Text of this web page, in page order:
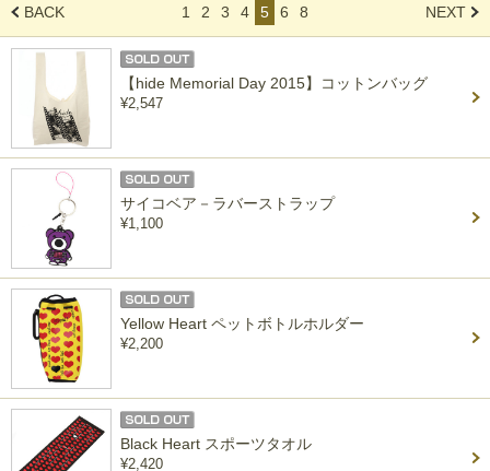
BACK 1 2 3 4 5 6 8 NEXT
【hide Memorial Day 2015】コットンバッグ
¥2,547
サイコベア－ラバーストラップ
¥1,100
Yellow Heart ペットボトルホルダー
¥2,200
Black Heart スポーツタオル
¥2,420